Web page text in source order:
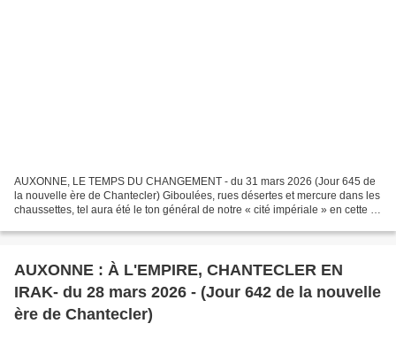
AUXONNE, LE TEMPS DU CHANGEMENT - du 31 mars 2026 (Jour 645 de
la nouvelle ère de Chantecler) Giboulées, rues désertes et mercure dans les
chaussettes, tel aura été le ton général de notre « cité impériale » en cette fin
AUXONNE : À L'EMPIRE, CHANTECLER EN
IRAK- du 28 mars 2026 - (Jour 642 de la nouvelle
ère de Chantecler)